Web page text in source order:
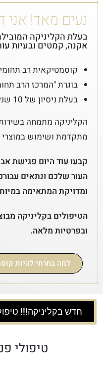
נעים מאד! אני
בעלת הקליניקה
אקנה, קמטים ובעיות
קוסמטיקאית רב
בוגרת "המרכז הרב
בעלת ניסיון של 10 שנים.
הקליניקה מתמחה
מתקדמת ושימוש במוצרי
קבעו עוד היום פגישת
העור שלכם ונתאים
ומדויקת המתאימה
הטיפולים בקליניקה
ובפרטיות מלאה.
למה בחרתי להיות
חדש בקליניקה!!!
טיפולי